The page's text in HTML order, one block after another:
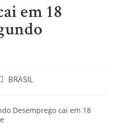
em 18
BRASIL